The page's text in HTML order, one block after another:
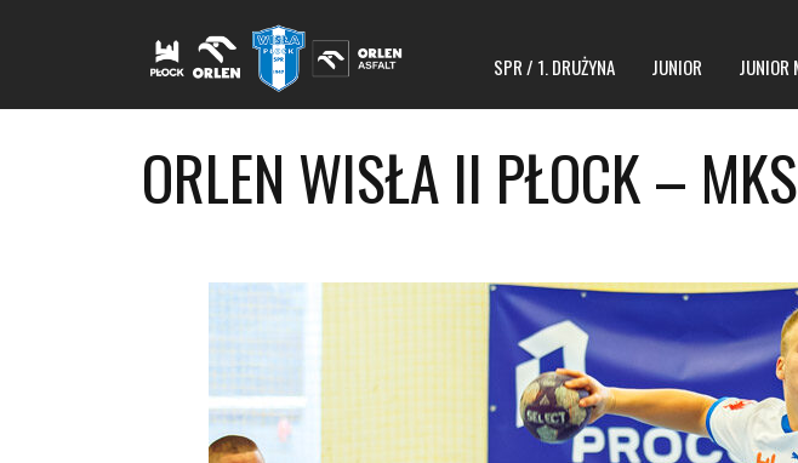
SPR / 1. DRUŻYNA JUNIOR JUNIOR
ORLEN WISŁA II PŁOCK –